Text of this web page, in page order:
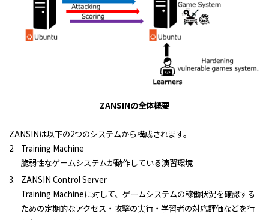
ZANSINの全体概要
ZANSINは以下の2つのシステムから構成されます。
Training Machine
脆弱性なゲームシステムが動作している演習環境
ZANSIN Control Server
Training Machineに対して、ゲームシステムの稼働状況を確認する
ための定期的なアクセス・攻撃の実行・学習者の対応評価などを行